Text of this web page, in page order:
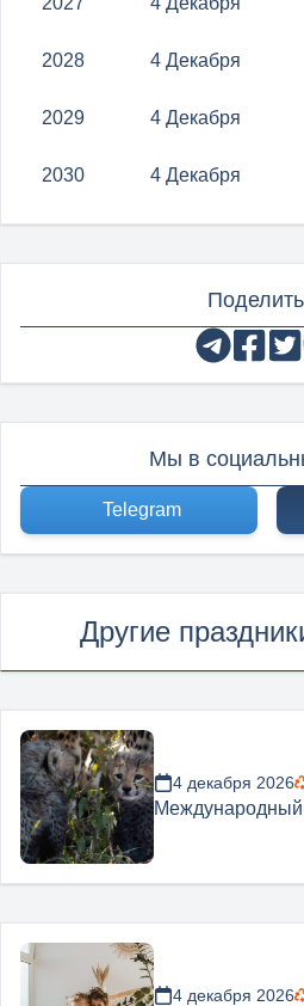
2028 4 Декабря
2029 4 Декабря
2030 4 Декабря
Мы в
Telegram
Другие
4 декабря 2026
Международный
4 декабря 2026